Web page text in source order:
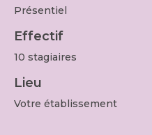
Présentiel
Effectif
10 stagiaires
Lieu
Votre établissement